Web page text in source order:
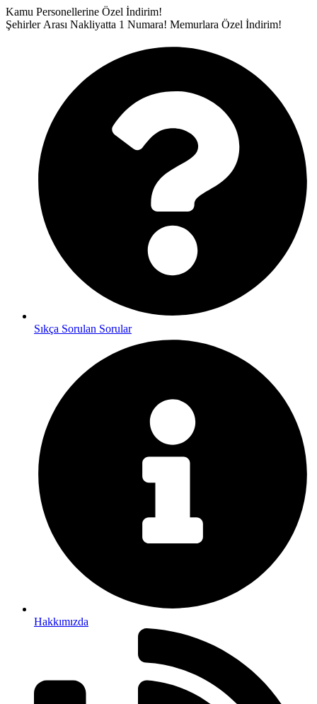
İçeriğe
atla
Kamu Personellerine Özel İndirim!
Şehirler Arası Nakliyatta 1 Numara! Memurlara Özel İndirim!
Sıkça Sorulan Sorular
Hakkımızda